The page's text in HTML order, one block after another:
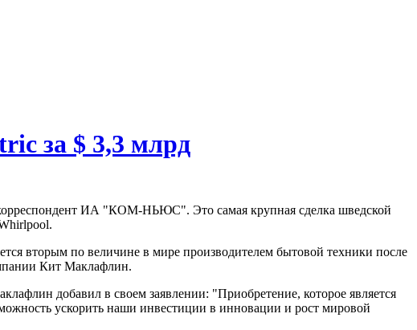
за $ 3,3 млрд
корреспондент ИА "КОМ-НЬЮС". Это самая крупная сделка шведской
вторым по величине в мире производителем бытовой техники после
Кит Маклафлин.
добавил в своем заявлении: "Приобретение, которое является
ускорить наши инвестиции в инновации и рост мировой